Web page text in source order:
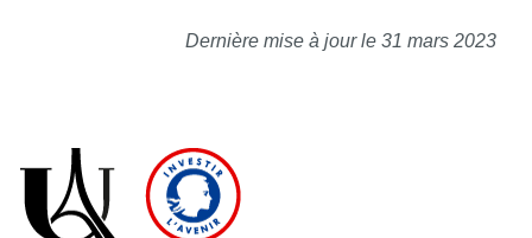
Dernière mise à jour le 31 mars 2023